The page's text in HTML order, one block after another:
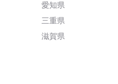
愛知県
三重県
滋賀県